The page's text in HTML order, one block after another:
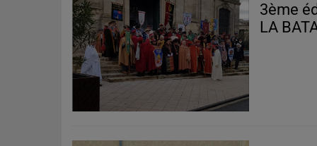
3ème
LA